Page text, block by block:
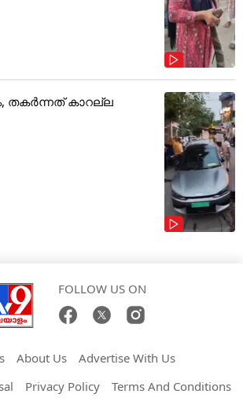
തകർന്നത് കാറല്ല
FOLLOW US ON
About Us
Advertise With Us
Privacy Policy Terms And Conditions